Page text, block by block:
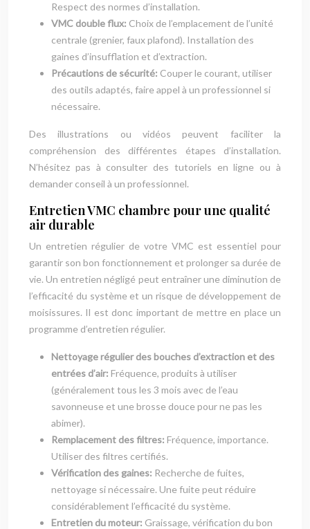
Respect des normes d’installation.
VMC double flux: Choix de l’emplacement de l’unité
centrale (grenier, faux plafond). Installation des
gaines d’insufflation et d’extraction.
Précautions de sécurité: Couper le courant, utiliser
des outils adaptés, faire appel à un professionnel si
nécessaire.
Des illustrations ou vidéos peuvent faciliter la
compréhension des différentes étapes d’installation.
N’hésitez pas à consulter des tutoriels en ligne ou à
demander conseil à un professionnel.
Entretien VMC chambre pour une qualité
air durable
Un entretien régulier de votre VMC est essentiel pour
garantir son bon fonctionnement et prolonger sa durée de
vie. Un entretien négligé peut entraîner une diminution de
l’efficacité du système et un risque de développement de
moisissures. Il est donc important de mettre en place un
programme d’entretien régulier.
Nettoyage régulier des bouches d’extraction et des
entrées d’air: Fréquence, produits à utiliser
(généralement tous les 3 mois avec de l’eau
savonneuse et une brosse douce pour ne pas les
abimer).
Remplacement des filtres: Fréquence, importance.
Utiliser des filtres certifiés.
Vérification des gaines: Recherche de fuites,
nettoyage si nécessaire. Une fuite peut réduire
considérablement l’efficacité du système.
Entretien du moteur: Graissage, vérification du bon